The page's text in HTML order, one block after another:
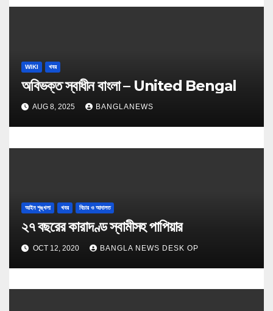
WIKI খবর
অবিভক্ত স্বাধীন বাংলা – United Bengal
AUG 8, 2025 BANGLANEWS
আইন শৃঙ্খলা খবর বিচার ও আদালত
২৭ বছরের কারাদণ্ড স্বামীসহ পাপিয়ার
OCT 12, 2020 BANGLA NEWS DESK OP